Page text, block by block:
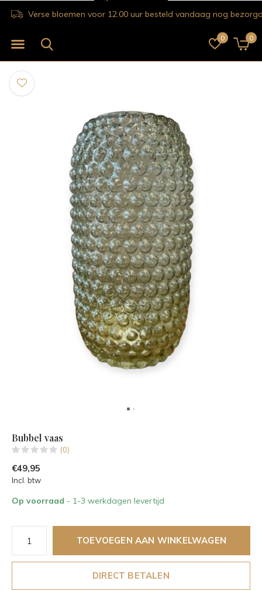
0 0
Verse bloemen voor 12.00 uur besteld vandaag nog bezorgd!
Bubbel vaas
(0)
€49,95
Incl. btw
Op voorraad - 1-3 werkdagen levertijd
TOEVOEGEN AAN WINKELWAGEN
DIRECT BETALEN